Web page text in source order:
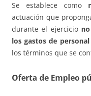
Se establece como
actuación que
durante el ejercicio
los gastos de personal
los términos que se
Oferta de Empleo